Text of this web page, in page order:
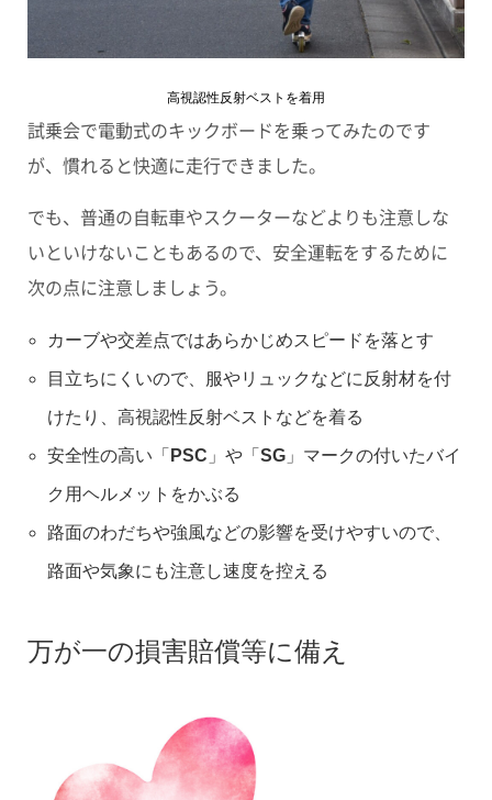
高視認性反射ベストを着用
試乗会で電動式のキックボードを乗ってみたのです
が、慣れると快適に走行できました。
でも、普通の自転車やスクーターなどよりも注意しな
いといけないこともあるので、安全運転をするために
次の点に注意しましょう。
カーブや交差点ではあらかじめスピードを落とす
目立ちにくいので、服やリュックなどに反射材を付
けたり、高視認性反射ベストなどを着る
安全性の高い「PSC」や「SG」マークの付いたバイ
ク用ヘルメットをかぶる
路面のわだちや強風などの影響を受けやすいので、
路面や気象にも注意し速度を控える
万が一の損害賠償等に備え